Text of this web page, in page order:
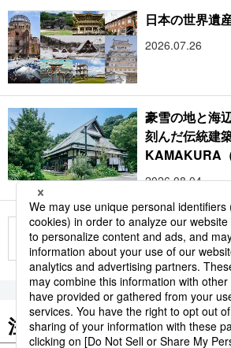
日本の世界遺
2026.07.26
豪雪の地と海
刻んだ伝統建
KAMAKURA
2026.08.04
もっと見る
注目のキーワード